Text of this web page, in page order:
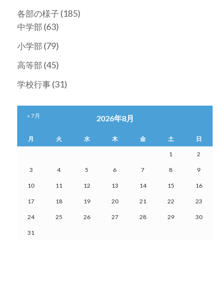
各部の様子 (185)
中学部 (63)
小学部 (79)
高等部 (45)
学校行事(31)
2026年8月
月 火 水 木 金 土 日
1 2
3 4 5 6 7 8 9
10 11 12 13 14 15 16
17 18 19 20 21 22 23
24 25 26 27 28 29 30
31
« 7月